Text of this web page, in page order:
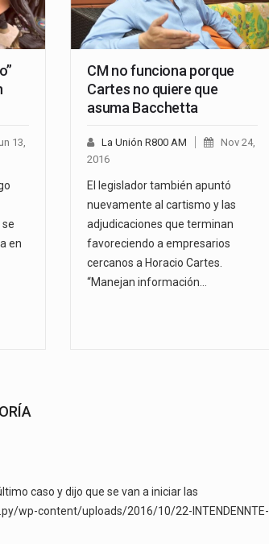
13,
en
CM no funciona porque
Cartes no quiere que
asuma Bacchetta
La Unión R800 AM
Nov 24,
2016
El legislador también apuntó
nuevamente al cartismo y las
adjudicaciones que terminan
favoreciendo a empresarios
cercanos a Horacio Cartes.
“Manejan información…
caso y dijo que se van a iniciar las
wp-content/uploads/2016/10/22-INTENDENNTE-